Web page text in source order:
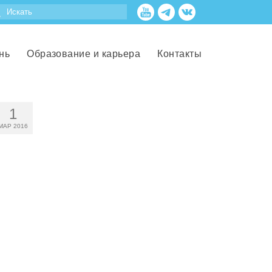
Образование и карьера Контакты
1
2016